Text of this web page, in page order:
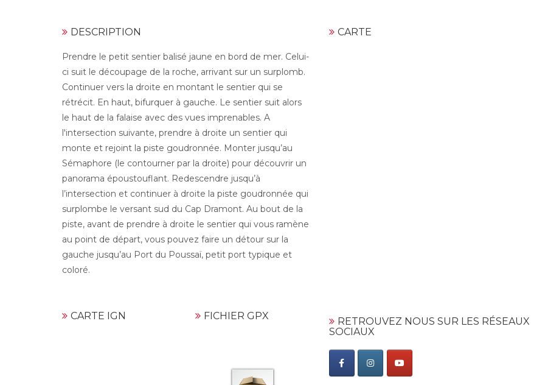
DESCRIPTION
Prendre le petit sentier balisé jaune en bord de mer. Celui-
ci suit le découpage de la roche, arrivant sur un surplomb.
Continuer vers la droite en montant le sentier qui se
rétrécit. En haut, bifurquer à gauche. Le sentier suit alors
le haut de la falaise avec des vues imprenables. A
l'intersection suivante, prendre à droite un sentier qui
monte et rejoint la piste goudronnée. Monter jusqu’au
Sémaphore (le contourner par la droite) pour découvrir un
panorama époustouflant. Redescendre jusqu’à
l’intersection et continuer à droite la piste goudronnée qui
surplombe le versant sud du Cap Dramont. Au bout de la
piste, avant de prendre à droite le sentier qui vous ramène
au point de départ, vous pouvez faire un détour sur la
gauche jusqu’au Port du Poussaï, petit port typique et
coloré.
CARTE IGN FICHIER GPX
CARTE
RETROUVEZ NOUS SUR LES RÉSEAUX
SOCIAUX